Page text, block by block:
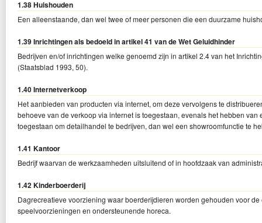
1.38 Huishouden
Een alleenstaande, dan wel twee of meer personen die een duurzame
1.39 Inrichtingen als bedoeld in artikel 41 van de Wet Geluidhinder
Bedrijven en/of inrichtingen welke genoemd zijn in artikel 2.4 van het
(Staatsblad 1993, 50).
1.40 Internetverkoop
Het aanbieden van producten via internet, om deze vervolgens te
behoeve van de verkoop via internet is toegestaan, evenals het hebben
toegestaan om detailhandel te bedrijven, dan wel een showroomfunctie te
1.41 Kantoor
Bedrijf waarvan de werkzaamheden uitsluitend of in hoofdzaak van
1.42 Kinderboerderij
Dagrecreatieve voorziening waar boerderijdieren worden gehouden voor
speelvoorzieningen en ondersteunende horeca.